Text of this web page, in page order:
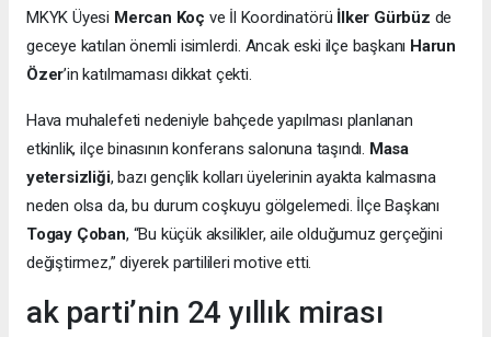
MKYK Üyesi Mercan Koç ve İl Koordinatörü İlker Gürbüz de
geceye katılan önemli isimlerdi. Ancak eski ilçe başkanı Harun
Özer’in katılmaması dikkat çekti.
Hava muhalefeti nedeniyle bahçede yapılması planlanan
etkinlik, ilçe binasının konferans salonuna taşındı. Masa
yetersizliği, bazı gençlik kolları üyelerinin ayakta kalmasına
neden olsa da, bu durum coşkuyu gölgelemedi. İlçe Başkanı
Togay Çoban, “Bu küçük aksilikler, aile olduğumuz gerçeğini
değiştirmez,” diyerek partilileri motive etti.
ak parti’nin 24 yıllık mirası